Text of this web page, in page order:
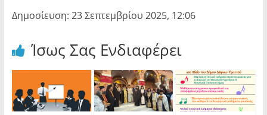
Δημοσίευση: 23 Σεπτεμβρίου 2025, 12:06
Ίσως Σας Ενδιαφέρει